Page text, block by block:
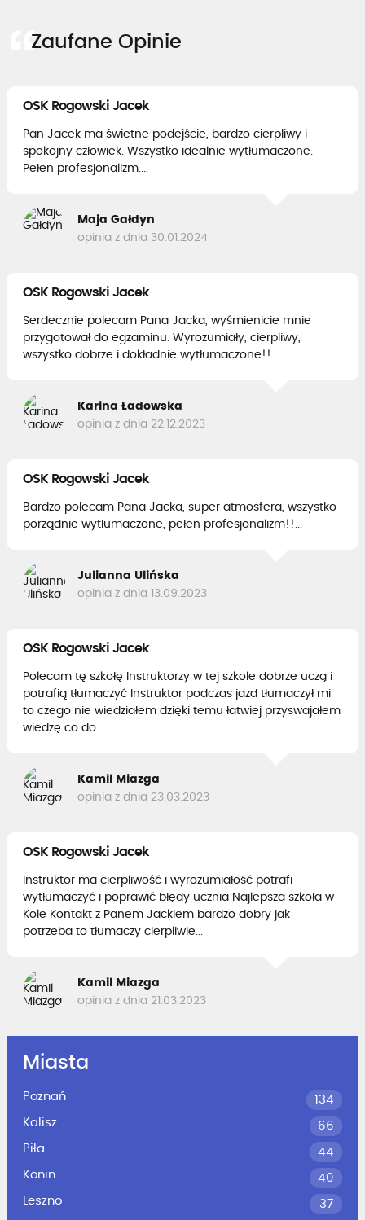
Zaufane Opinie
OSK Rogowski Jacek
Pan Jacek ma świetne podejście, bardzo cierpliwy i
spokojny człowiek. Wszystko idealnie wytłumaczone.
Pełen profesjonalizm....
Maja Gałdyn
opinia z dnia 30.01.2024
OSK Rogowski Jacek
Serdecznie polecam Pana Jacka, wyśmienicie mnie
przygotował do egzaminu. Wyrozumiały, cierpliwy,
wszystko dobrze i dokładnie wytłumaczone!! ...
Karina Ładowska
opinia z dnia 22.12.2023
OSK Rogowski Jacek
Bardzo polecam Pana Jacka, super atmosfera, wszystko
porządnie wytłumaczone, pełen profesjonalizm!!...
Julianna Ulińska
opinia z dnia 13.09.2023
OSK Rogowski Jacek
Polecam tę szkołę Instruktorzy w tej szkole dobrze uczą i
potrafią tłumaczyć Instruktor podczas jazd tłumaczył mi
to czego nie wiedziałem dzięki temu łatwiej przyswajałem
wiedzę co do...
Kamil Miazga
opinia z dnia 23.03.2023
OSK Rogowski Jacek
Instruktor ma cierpliwość i wyrozumiałość potrafi
wytłumaczyć i poprawić błędy ucznia Najlepsza szkoła w
Kole Kontakt z Panem Jackiem bardzo dobry jak
potrzeba to tłumaczy cierpliwie...
Kamil Miazga
opinia z dnia 21.03.2023
Miasta
Poznań
134
Kalisz
66
Piła
44
Konin
40
Leszno
37